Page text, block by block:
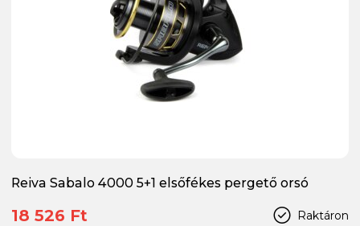
Reiva Sabalo 4000 5+1 elsőfékes pergető orsó
Raktáron
18 526 Ft